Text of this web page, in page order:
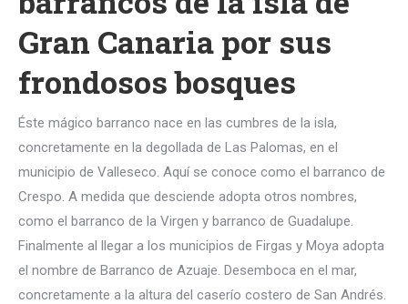
Gran Canaria por sus
frondosos bosques
Éste mágico barranco nace en las cumbres de la isla,
concretamente en la degollada de Las Palomas, en el
municipio de Valleseco. Aquí se conoce como el barranco de
Crespo. A medida que desciende adopta otros nombres,
como el barranco de la Virgen y barranco de Guadalupe.
Finalmente al llegar a los municipios de Firgas y Moya adopta
el nombre de Barranco de Azuaje. Desemboca en el mar,
concretamente a la altura del caserío costero de San Andrés.